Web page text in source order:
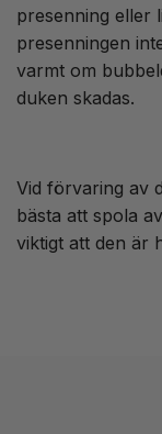
presenning eller
presenningen
varmt om
duken skadas.
Vid förvaring av
bästa att spola
viktigt att den är